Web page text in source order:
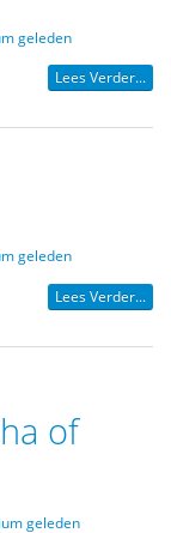
geleden
Lees Verder...
geleden
Lees Verder...
of
geleden